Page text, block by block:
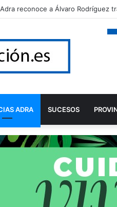
Adra reconoce a Álvaro Rodríguez
ADRA SUCESOS